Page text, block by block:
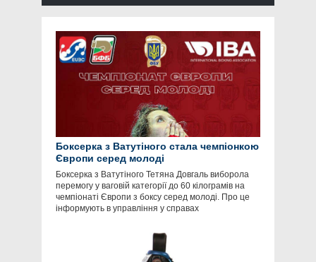
Боксерка з Ватутіного стала чемпіонкою
Європи серед молоді
Боксерка з Ватутіного Тетяна Довгаль виборола
перемогу у ваговій категорії до 60 кілограмів на
чемпіонаті Європи з боксу серед молоді. Про це
інформують в управління у справах